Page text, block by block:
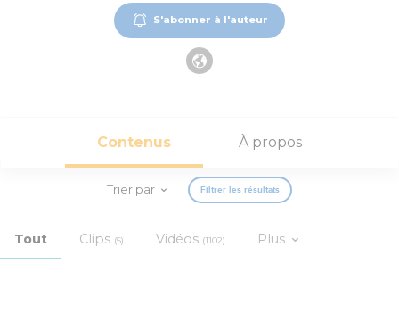
S'abonner à l'auteur
Contenus À propos
Trier par Filtrer les résultats
Tout Clips (5) Vidéos (1102) Plus